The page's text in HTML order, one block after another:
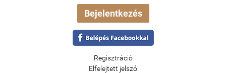
Regisztráció
Elfelejtett jelszó